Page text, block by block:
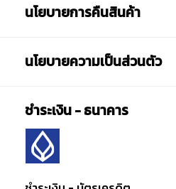
นโยบายการคืนสินค้า
นโยบายความเป็นส่วนตัว
ชำระเงิน - ธนาคาร